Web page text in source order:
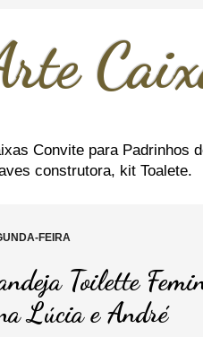
Convite para Padrinhos
construtora, kit Toalete.
FEIRA
Toilette
Lúcia e André